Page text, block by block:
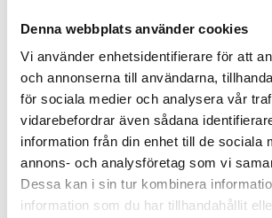
Denna webbplats använder cookies
Vi använder enhetsidentifierare för att
och annonserna till användarna,
för sociala medier och analysera vår
vidarebefordrar även sådana
information från din enhet till de sociala
annons- och analysföretag som vi
Dessa kan i sin tur kombinera
information som du har tillhandahållit
Se hur återvinningen av papper
Undrar du vad som händer med din
pappersförpackning efter att du
återvinning? I den här filmen får du
återvinningsanläggningen!